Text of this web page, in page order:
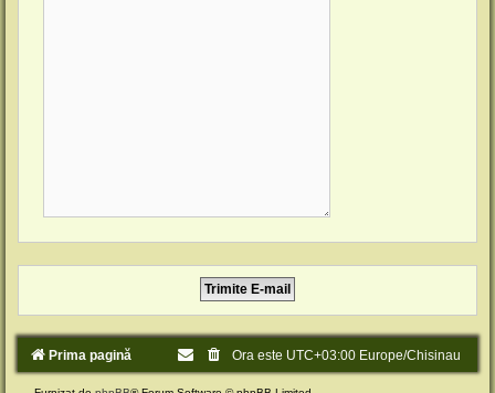
Prima pagină Ora este UTC+03:00 Europe/Chisinau